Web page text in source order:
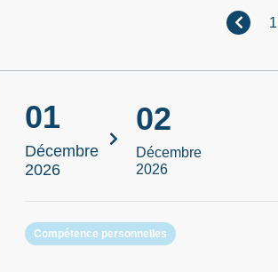
1
01
Décembre
2026
02
Décembre
2026
Compétence personnelles